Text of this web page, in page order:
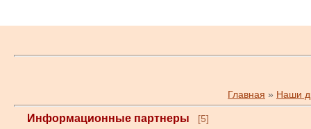
Главная » Наши
Информационные партнеры [5]